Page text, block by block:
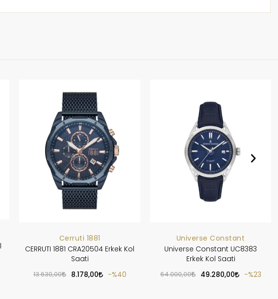
Cerruti 1881
CERRUTI 1881 CRA20504 Erkek Kol
Saati
13.630,00 8.178,00 %40
Universe Constant
Universe Constant UC8383
Erkek Kol Saati
64.000,00 49.280,00 %23